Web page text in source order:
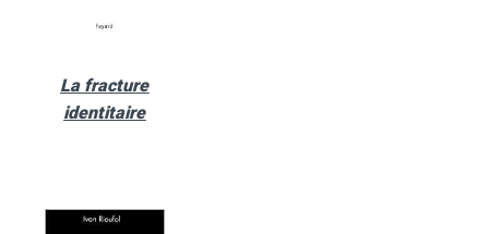
La fracture
identitaire